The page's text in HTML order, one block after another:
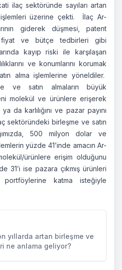
ilaç sektöründe sayıları artan
üzerine çekti. İlaç Ar-
giderek düşmesi, patent
ve bütçe tedbirleri gibi
kayıp riski ile karşılaşan
ve konumlarını korumak
alma işlemlerine yöneldiler.
ve satın almaların büyük
molekül ve ürünlere erişerek
da karlılığını ve pazar payını
sektöründeki birleşme ve satın
500 milyon dolar ve
yüzde 41’inde amacın Ar-
ürünlere erişim olduğunu
31’i ise pazara çıkmış ürünleri
katma isteğiyle
yıllarda artan birleşme ve
ne anlama geliyor?